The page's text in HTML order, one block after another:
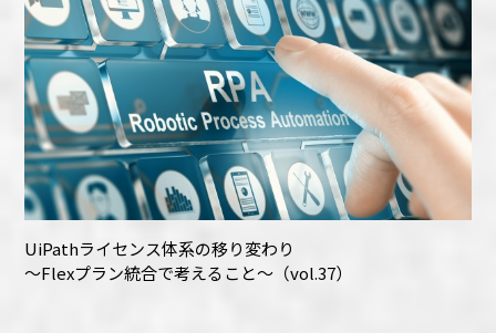
UiPathライセンス体系の移り変わり
～Flexプラン統合で考えること～（vol.37）